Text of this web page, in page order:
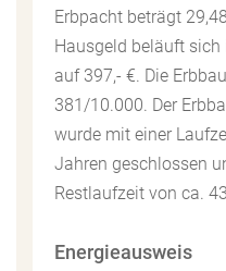
Erbpacht beträgt
Hausgeld beläuft
auf 397,- €. Die
381/10.000. Der
wurde mit einer
Jahren geschlossen
Restlaufzeit von ca.
Energieausweis